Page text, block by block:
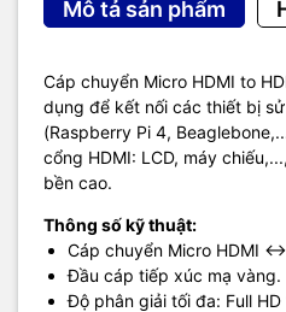
Mô tả sản phẩm
Cáp chuyển Micro HDMI to
dụng để kết nối các thiết bị
(Raspberry Pi 4,
cổng HDMI: LCD, máy
bền cao.
Thông số kỹ thuật:
Cáp chuyển Micro HDMI <-
Đầu cáp tiếp xúc mạ vàng.
Độ phân giải tối đa: Full HD